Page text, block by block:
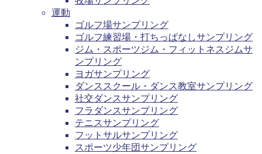
運動
ゴルフ場サンプリング
ゴルフ練習場・打ちっぱなしサンプリング
ジム・スポーツジム・フィットネスジムサ
ンプリング
ヨガサンプリング
ダンススクール・ダンス教室サンプリング
社交ダンスサンプリング
フラダンスサンプリング
テニスサンプリング
フットサルサンプリング
スポーツ少年団サンプリング